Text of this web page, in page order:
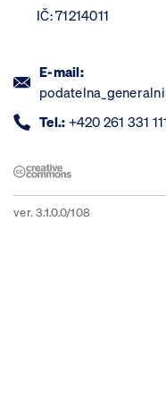
IČ: 71214011
E-mail:
Tel.: +420 261 331
ver. 3.1.0.0/108